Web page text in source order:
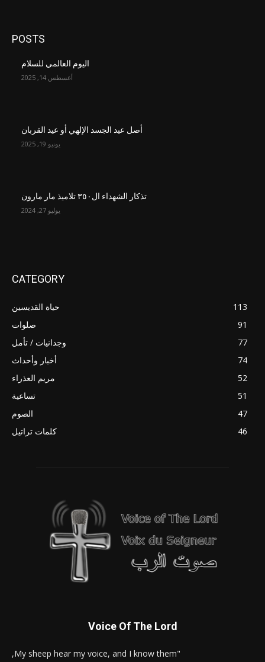
POSTS
اليوم العالمي للسلام
أغسطس 14, 2025
أصل عيد الجسد الإلهي أو عيد القربان
يونيو 19, 2025
تذكار الشهداء ال٣٥٠ تلاميذ مار مارون
يوليو 27, 2024
CATEGORY
حياة القديسين
113
صلوات
91
وجدانيات / تأمل
77
أخبار وأحداث
74
مريم العذراء
52
تساعية
51
الصوم
47
كلمات تراتيل
46
Voice Of The Lord
"My sheep hear my voice, and I know them,